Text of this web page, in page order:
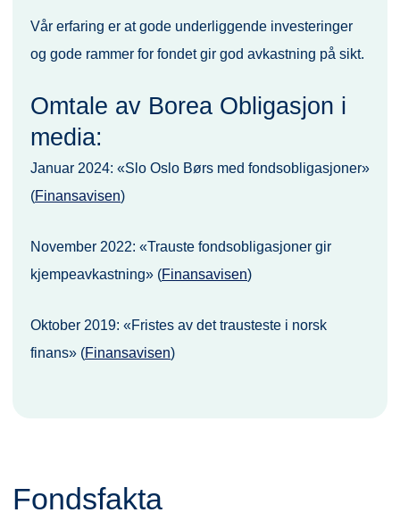
Vår erfaring er at gode underliggende investeringer
og gode rammer for fondet gir god avkastning på sikt.
Omtale av Borea Obligasjon i
media:
Januar 2024: «Slo Oslo Børs med fondsobligasjoner»
(Finansavisen)
November 2022: «Trauste fondsobligasjoner gir
kjempeavkastning» (Finansavisen)
Oktober 2019: «Fristes av det trausteste i norsk
finans» (Finansavisen)
Fondsfakta